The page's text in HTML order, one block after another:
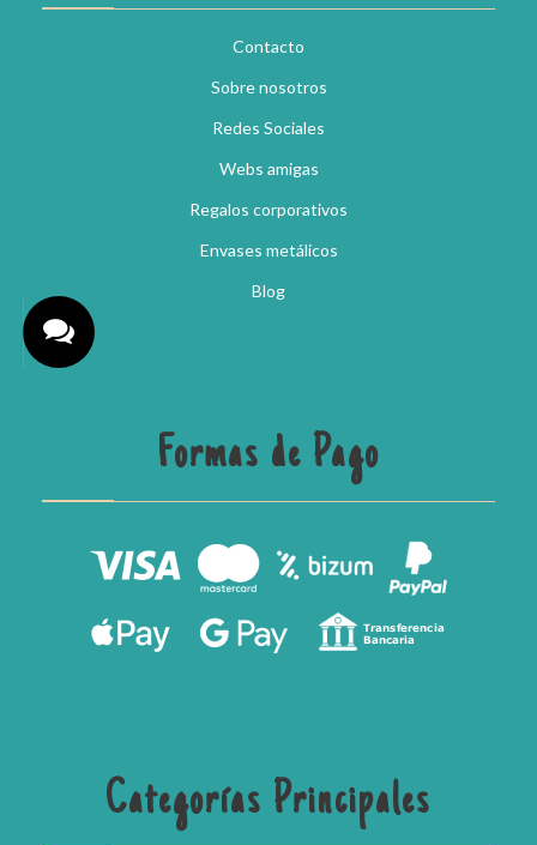
Contacto
Sobre nosotros
Redes Sociales
Webs amigas
Regalos corporativos
Envases metálicos
Blog
Formas de Pago
Categorías Principales